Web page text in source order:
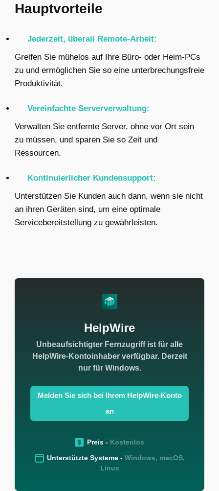
Hauptvorteile
Jederzeit, überall Remote-Arbeit:
Greifen Sie mühelos auf Ihre Büro- oder Heim-PCs
zu und ermöglichen Sie so eine unterbrechungsfreie
Produktivität.
Vereinfachte Serververwaltung:
Verwalten Sie entfernte Server, ohne vor Ort sein
zu müssen, und sparen Sie so Zeit und
Ressourcen.
Kontinuierlicher Kundensupport:
Unterstützen Sie Kunden auch dann, wenn sie nicht
an ihren Geräten sind, um eine optimale
Servicebereitstellung zu gewährleisten.
HelpWire
Unbeaufsichtigter Fernzugriff ist für alle
HelpWire-Kontoinhaber verfügbar. Derzeit
nur für Windows.
Melden Sie sich bei Ihrem HelpWire-Konto
an
Preis - Kostenlos
Unterstützte Systeme - Windows, macOS,
Linux